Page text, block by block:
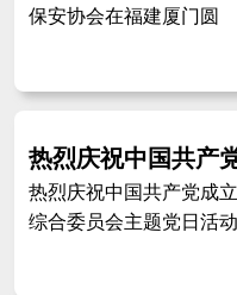
保安协会在福建厦门圆
热烈庆祝中国共产
热烈庆祝中国共产党成
综合委员会主题党日活